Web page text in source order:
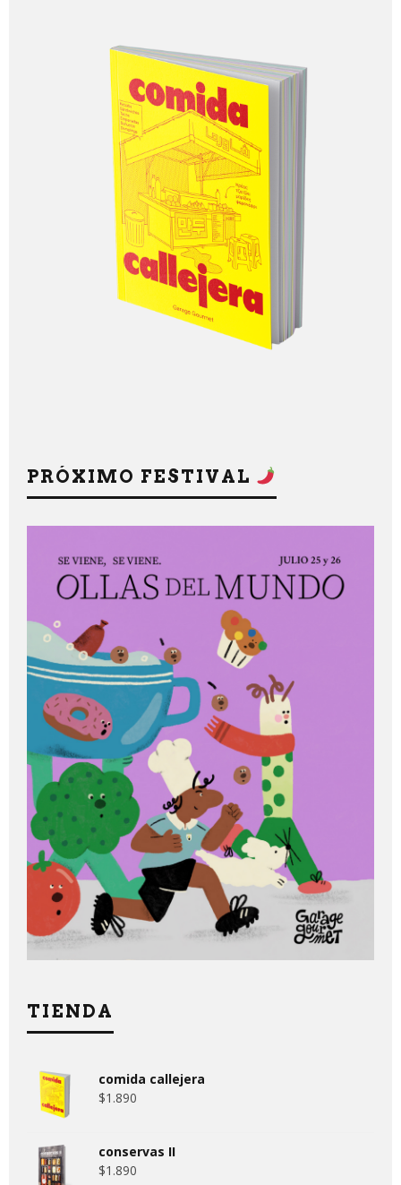
PRÓXIMO FESTIVAL
TIENDA
comida callejera
$1.890
conservas II
$1.890